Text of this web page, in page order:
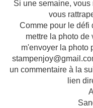
Si une semaine,
vous
Comme pour le défi
mettre la photo de
m'envoyer la photo
un commentaire à la
lien